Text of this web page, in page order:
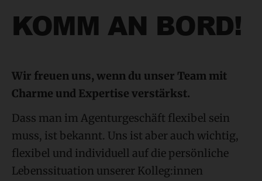
KOMM AN BORD!
Wir freuen uns, wenn du unser Team mit
Charme und Expertise verstärkst.
Dass man im Agenturgeschäft flexibel sein
muss, ist bekannt. Uns ist aber auch wichtig,
flexibel und individuell auf die persönliche
Lebenssituation unserer Kolleg:innen